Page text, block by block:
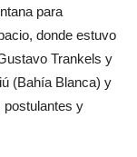
para
donde estuvo
Trankels y
(Bahía Blanca) y
postulantes y